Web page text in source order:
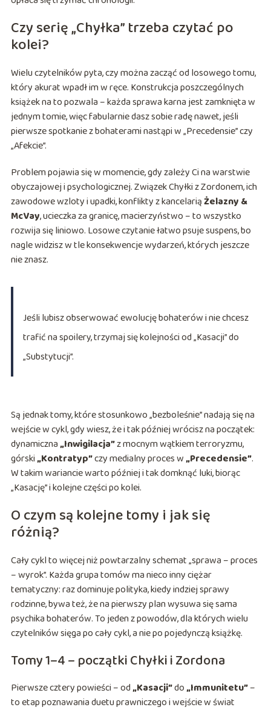
Czy serię „Chyłka” trzeba czytać po
kolei?
Wielu czytelników pyta, czy można zacząć od losowego tomu,
który akurat wpadł im w ręce. Konstrukcja poszczególnych
książek na to pozwala – każda sprawa karna jest zamknięta w
jednym tomie, więc fabularnie dasz sobie radę nawet, jeśli
pierwsze spotkanie z bohaterami nastąpi w „Precedensie” czy
„Afekcie”.
Problem pojawia się w momencie, gdy zależy Ci na warstwie
obyczajowej i psychologicznej. Związek Chyłki z Zordonem, ich
zawodowe wzloty i upadki, konflikty z kancelariąŻelazny &
McVay, ucieczka za granicę, macierzyństwo – to wszystko
rozwija się liniowo. Losowe czytanie łatwo psuje suspens, bo
nagle widzisz w tle konsekwencje wydarzeń, których jeszcze
nie znasz.
Jeśli lubisz obserwować ewolucję bohaterów i nie chcesz
trafić na spoilery, trzymaj się kolejności od „Kasacji” do
„Substytucji”.
Są jednak tomy, które stosunkowo „bezboleśnie” nadają się na
wejście w cykl, gdy wiesz, że i tak później wrócisz na początek:
dynamiczna„Inwigilacja”z mocnym wątkiem terroryzmu,
górski„Kontratyp”czy medialny proces w„Precedensie”.
W takim wariancie warto później i tak domknąć luki, biorąc
„Kasację” i kolejne części po kolei.
O czym są kolejne tomy i jak się
różnią?
Cały cykl to więcej niż powtarzalny schemat „sprawa – proces
– wyrok”. Każda grupa tomów ma nieco inny ciężar
tematyczny: raz dominuje polityka, kiedy indziej sprawy
rodzinne, bywa też, że na pierwszy plan wysuwa się sama
psychika bohaterów. To jeden z powodów, dla których wielu
czytelników sięga po cały cykl, a nie po pojedynczą książkę.
Tomy 1–4 – początki Chyłki i Zordona
Pierwsze cztery powieści – od„Kasacji”do„Immunitetu”–
to etap poznawania duetu prawniczego i wejście w świat